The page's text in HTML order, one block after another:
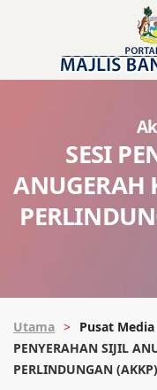
SESI
ANUGERAH
Utama Pusat Media
PENYERAHAN SIJIL
PERLINDUNGAN